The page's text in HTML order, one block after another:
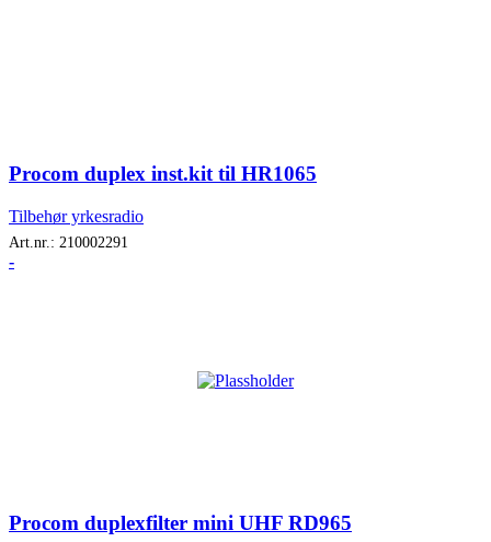
Procom duplex inst.kit til HR1065
Tilbehør yrkesradio
Art.nr.: 210002291
-
Procom duplexfilter mini UHF RD965